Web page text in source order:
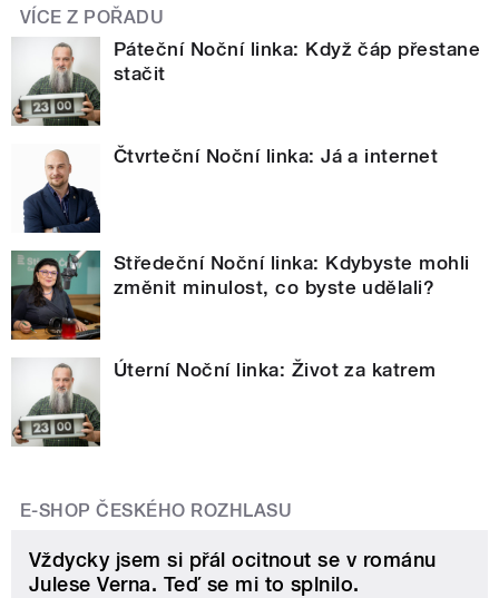
VÍCE Z POŘADU
Páteční Noční linka: Když čáp přestane
stačit
Čtvrteční Noční linka: Já a internet
Středeční Noční linka: Kdybyste mohli
změnit minulost, co byste udělali?
Úterní Noční linka: Život za katrem
E-SHOP ČESKÉHO ROZHLASU
Vždycky jsem si přál ocitnout se v románu
Julese Verna. Teď se mi to splnilo.